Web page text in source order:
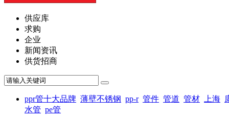
供应库
求购
企业
新闻资讯
供货招商
ppr管十大品牌 薄壁不锈钢 pp-r 管件 管道 管材 上海
水管 pe管